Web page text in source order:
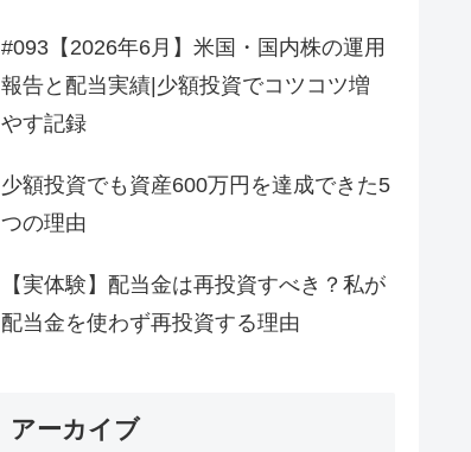
#093【2026年6月】米国・国内株の運用
報告と配当実績|少額投資でコツコツ増
やす記録
少額投資でも資産600万円を達成できた5
つの理由
【実体験】配当金は再投資すべき？私が
配当金を使わず再投資する理由
アーカイブ